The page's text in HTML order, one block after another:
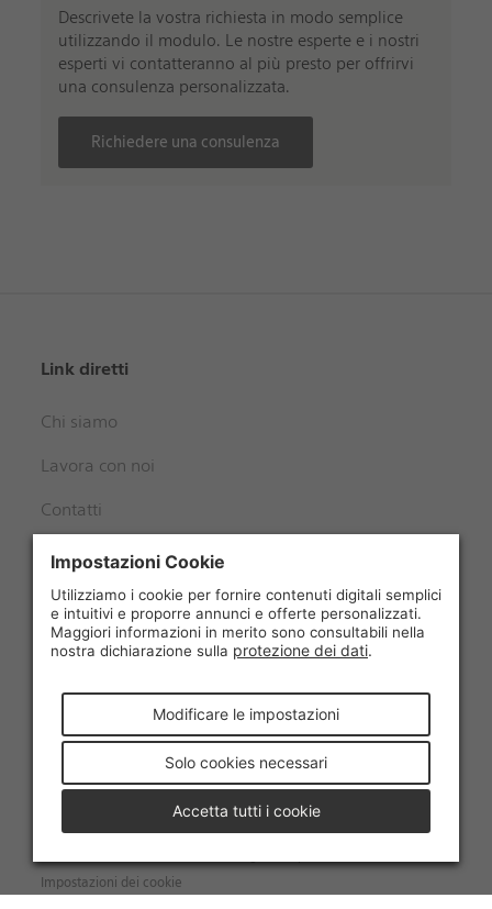
Descrivete la vostra richiesta in modo semplice
utilizzando il modulo. Le nostre esperte e i nostri
esperti vi contatteranno al più presto per offrirvi
una consulenza personalizzata.
Richiedere una consulenza
Link diretti
Chi siamo
Lavora con noi
Contatti
© 2026 La Posta Svizzera SA
AccessibilitàCondizioni generali
Impostazioni dei cookie